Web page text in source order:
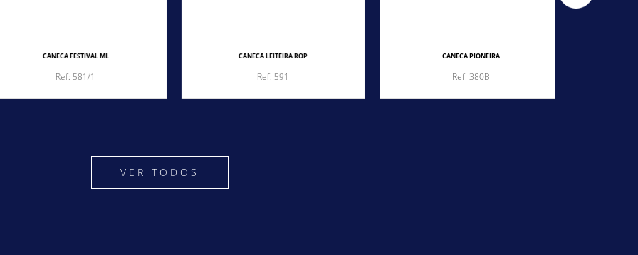
CANECA FESTIVAL ML
Ref: 581/1
CANECA LEITEIRA ROP
Ref: 591
CANECA PIONEIRA
Ref: 380B
VER TODOS